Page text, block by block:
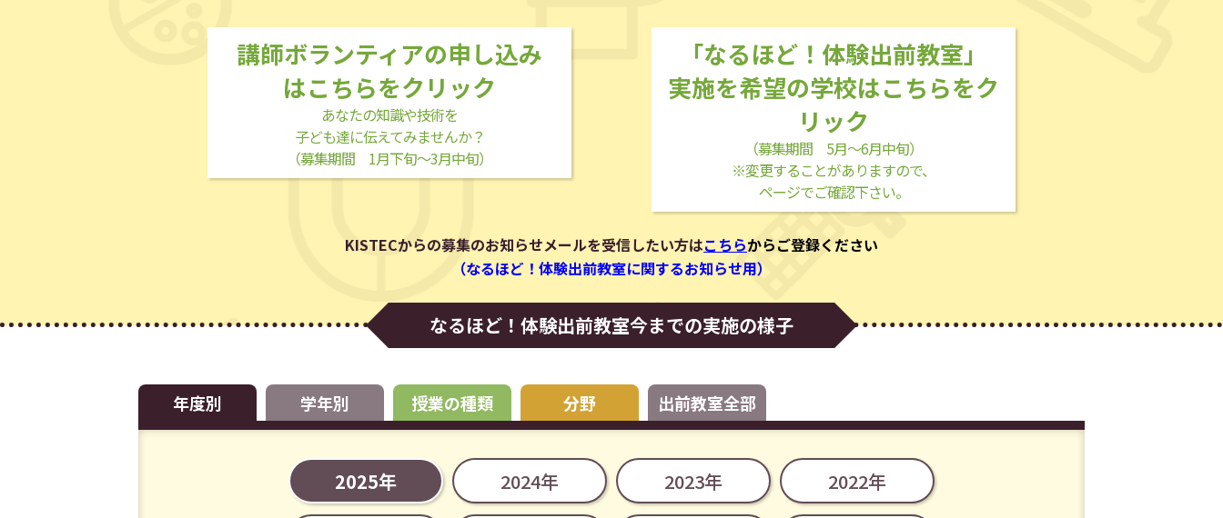
講師ボランティアの申し込み
はこちらをクリック
あなたの知識や技術を
子ども達に伝えてみませんか？
（募集期間 1月下旬～3月中旬）
「なるほど！体験出前教室」
実施を希望の学校はこちらをク
リック
（募集期間 5月～6月中旬）
※変更することがありますので、
ページでご確認下さい。
KISTECからの募集のお知らせメールを受信したい方はこちらからご登録ください
（なるほど！体験出前教室に関するお知らせ用）
なるほど！体験出前教室今までの実施の様子
年度別 学年別 授業の種類 分野 出前教室全部
2025年 2024年 2023年 2022年